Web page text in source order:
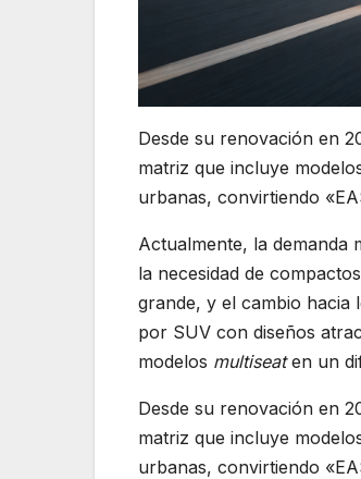
Desde su renovación en
matriz que incluye
urbanas, convirtiendo
Actualmente, la demanda
la necesidad de
grande, y el cambio hacia
por SUV con diseños
modelos multiseaten un
Desde su renovación en
matriz que incluye
urbanas, convirtiendo